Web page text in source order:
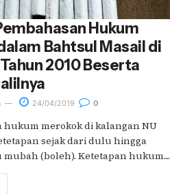
Hukum
Bahtsul Masail di
2010 Beserta
24/04/2019 0
hukum merokok di kalangan NU
sejak dari dulu hingga
(boleh). Ketetapan hukum....